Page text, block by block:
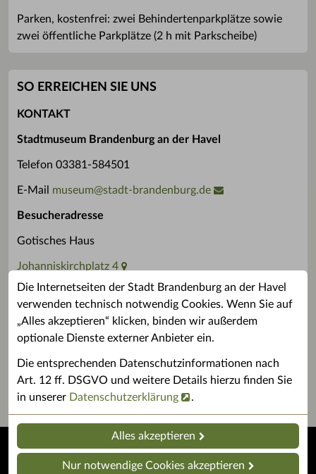
Die Internetseiten der Stadt Brandenburg an der Havel
verwenden technisch notwendig Cookies. Wenn Sie auf
„Alles akzeptieren“ klicken, binden wir außerdem
optionale Dienste externer Anbieter ein.
Die entsprechenden Datenschutzinformationen nach
Art. 12 ff. DSGVO und weitere Details hierzu finden Sie
in unserer Datenschutzerklärung .
Alles akzeptieren
Nur notwendige Cookies akzeptieren
Parken, kostenfrei: zwei Behindertenparkplätze sowie
zwei öffentliche Parkplätze (2 h mit Parkscheibe)
SO ERREICHEN SIE UNS
KONTAKT
Stadtmuseum Brandenburg an der Havel
Telefon 03381-584501
E-Mail museum@stadt-brandenburg.de
Besucheradresse
Gotisches Haus
Johanniskirchplatz 4
14770 Brandenburg an der Havel
Für konkrete Fragen finden Sie hier Ihre
Ansprechpartner*innen
facebook
Instagram
Startseite Barrierefreiheit